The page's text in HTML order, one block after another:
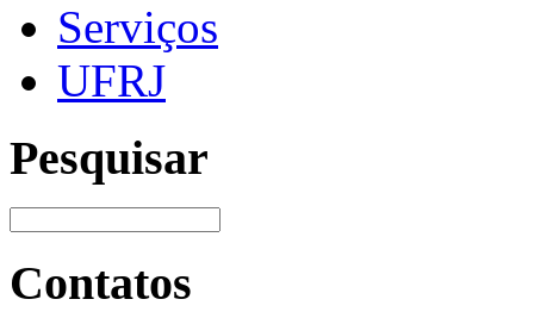
Serviços
UFRJ
Pesquisar
Contatos